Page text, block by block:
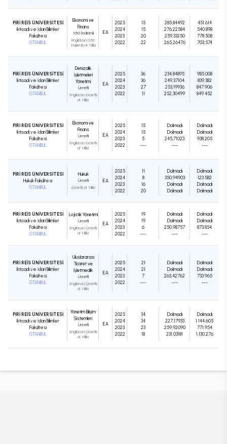
PİRİ REİS ÜNİVERSİTESİ
İktisadi ve İdari Bilimler
Fakültesi
İSTANBUL
Ekonomi ve
Finans
%50 İndirimli
(İngilizce) (%50
İndirimli) (4 Yıllık)
EA
2025
2024
2023
2022
15
15
20
22
285,84492
276,22584
259,33250
265,26476
451.614
540.898
778.508
703.574
PİRİ REİS ÜNİVERSİTESİ
İktisadi ve İdari Bilimler
Fakültesi
İSTANBUL
Denizcilik
İşletmeleri
Yönetimi
Ücretli
(İngilizce) (Ücretli)
(4 Yıllık)
EA
2025
2024
2023
2022
36
36
27
11
234,84895
249,37104
253,19936
252,30499
985.008
839.382
847.906
849.452
PİRİ REİS ÜNİVERSİTESİ
İktisadi ve İdari Bilimler
Fakültesi
İSTANBUL
Ekonomi ve
Finans
Ücretli
(İngilizce) (Ücretli)
(4 Yıllık)
EA
2025
2024
2023
2022
15
15
5
---
Dolmadı
Dolmadı
245,71023
---
Dolmadı
Dolmadı
938.205
---
PİRİ REİS ÜNİVERSİTESİ
Hukuk Fakültesi
İSTANBUL
Hukuk
Ücretli
(Ücretli) (4 Yıllık)
EA
2025
2024
2023
2022
11
8
16
20
Dolmadı
350,94903
Dolmadı
Dolmadı
Dolmadı
123.582
Dolmadı
Dolmadı
PİRİ REİS ÜNİVERSİTESİ
İktisadi ve İdari Bilimler
Fakültesi
İSTANBUL
Lojistik Yönetimi
Ücretli
(İngilizce) (Ücretli)
(4 Yıllık)
EA
2025
2024
2023
2022
19
19
6
---
Dolmadı
Dolmadı
250,98757
---
Dolmadı
Dolmadı
873.854
---
PİRİ REİS ÜNİVERSİTESİ
İktisadi ve İdari Bilimler
Fakültesi
İSTANBUL
Uluslararası
Ticaret ve
İşletmecilik
Ücretli
(İngilizce) (Ücretli)
(4 Yıllık)
EA
2025
2024
2023
2022
21
21
7
---
Dolmadı
Dolmadı
263,42762
---
Dolmadı
Dolmadı
733.965
---
PİRİ REİS ÜNİVERSİTESİ
İktisadi ve İdari Bilimler
Fakültesi
İSTANBUL
Yönetim Bilişim
Sistemleri
Ücretli
(İngilizce) (Ücretli)
(4 Yıllık)
EA
2025
2024
2023
2022
34
34
23
18
Dolmadı
227,17933
259,92090
231,03181
Dolmadı
1.144.605
771.954
1.130.276